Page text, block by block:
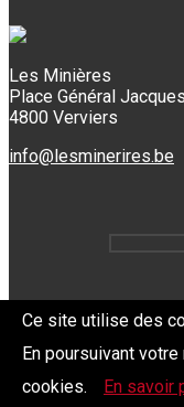
Les Minières
Place Général
4800 Verviers
info@lesminerires.be
Copyright 2026 Les
Ce site utilise des
En poursuivant
cookies.
En savoir